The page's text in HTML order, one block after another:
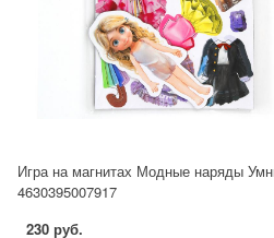
Игра на магнитах Модные наряды
4630395007917
230 руб.